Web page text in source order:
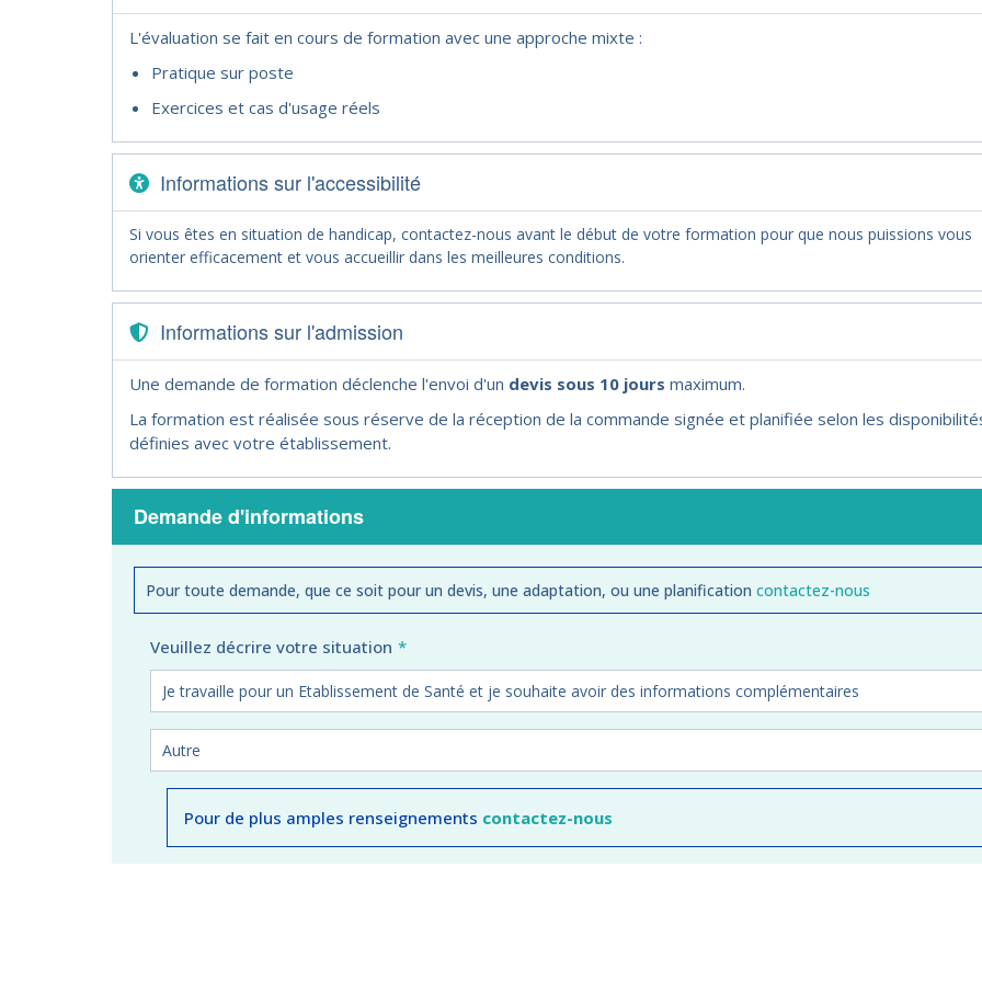
L'évaluation se fait en cours de formation avec une approche mixte :
Pratique sur poste
Exercices et cas d'usage réels
Informations sur l'accessibilité
Si vous êtes en situation de handicap, contactez-nous avant le début de votre formation pour que nous puissions vous
orienter efficacement et vous accueillir dans les meilleures conditions.
Informations sur l'admission
Une demande de formation déclenche l'envoi d'un devis sous 10 jours maximum.
La formation est réalisée sous réserve de la réception de la commande signée et planifiée selon les
définies avec votre établissement.
Demande d'informations
Pour toute demande, que ce soit pour un devis, une adaptation, ou une planification contactez-nous
Veuillez décrire votre situation
Pour de plus amples renseignements contactez-nous